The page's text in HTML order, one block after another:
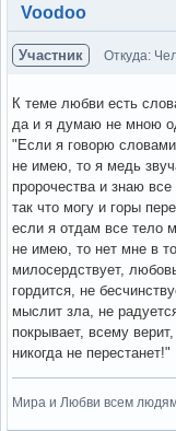
Вне форума
Voodoo
Участник Откуда:
К теме любви есть
да и я думаю не мною
"Если я говорю
не имею, то я медь
пророчества и знаю
так что могу и горы
если я отдам все тело
не имею, то нет мне в
милосердствует,
гордится, не
мыслит зла, не
покрывает, всему
никогда не перестанет!"
Мира и Любви всем